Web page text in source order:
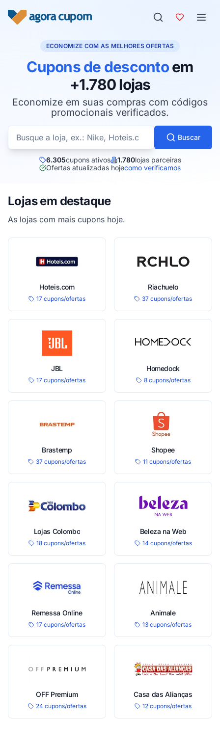
ECONOMIZE COM AS MELHORES OFERTAS
Cupons de descontoem
+1.780 lojas
Economize em suas compras com códigos
promocionais verificados.
Buscar cupons por loja
Buscar
6.305cupons ativos 1.780lojas parceiras
Ofertas atualizadas hojecomo verificamos
Lojas em destaque
As lojas com mais cupons hoje.
Hoteis.com
17 cupons/ofertas
Riachuelo
37 cupons/ofertas
JBL
17 cupons/ofertas
Homedock
8 cupons/ofertas
Brastemp
37 cupons/ofertas
Shopee
11 cupons/ofertas
Lojas Colombo
18 cupons/ofertas
Beleza na Web
14 cupons/ofertas
Remessa Online
17 cupons/ofertas
Animale
13 cupons/ofertas
OFF Premium
24 cupons/ofertas
Casa das Alianças
12 cupons/ofertas